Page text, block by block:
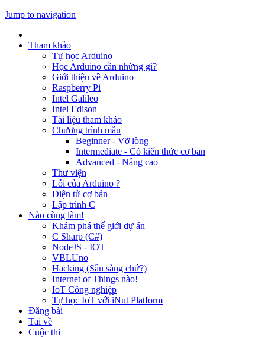
Jump to navigation
Tham khảo
Tự học Arduino
Học Arduino cần những gì?
Giới thiệu về Arduino
Raspberry Pi
Intel Galileo
Intel Edison
Tài liệu tham khảo
Chương trình mẫu
Beginner - Vỡ lòng
Intermediate - Có kiến thức cơ bản
Advanced - Nâng cao
Thư viện
Lỗi của Arduino ?
Điện tử cơ bản
Lập trình C
Nào cùng làm!
Khám phá thế giới dự án
C Sharp (C#)
NodeJS - IOT
VBLUno
Hacking (Sẵn sàng chứ?)
Internet of Things nào!
IoT Công nghiệp
Tự học IoT với iNut Platform
Đăng bài
Tải về
Cuộc thi